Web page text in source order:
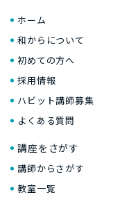
ホーム
和からについて
初めての方へ
採用情報
ハビット講師募集
よくある質問
講座をさがす
講師からさがす
教室一覧